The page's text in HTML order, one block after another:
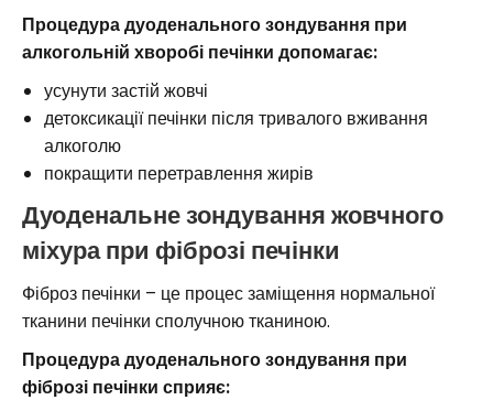
Процедура дуоденального зондування при
алкогольній хворобі печінки допомагає:
усунути застій жовчі
детоксикації печінки після тривалого вживання
алкоголю
покращити перетравлення жирів
Дуоденальне зондування жовчного
міхура при фіброзі печінки
Фіброз печінки – це процес заміщення нормальної
тканини печінки сполучною тканиною.
Процедура дуоденального зондування при
фіброзі печінки сприяє: